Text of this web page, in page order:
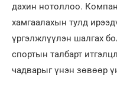
дахин нотоллоо.
хамгаалахын тулд
үргэлжлүүлэн шалгах
спортын талбарт
чадварыг үнэн зөвөөр